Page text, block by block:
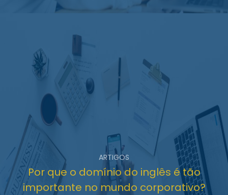
ARTIGOS
Por que o domínio do inglês é tão
importante no mundo corporativo?